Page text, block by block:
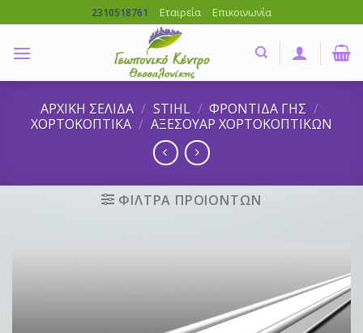
to
content
2310518761 Εταιρεία Επικοινωνία
ΑΡΧΙΚΗ ΣΕΛΙΔΑ / STIHL / ΦΡΟΝΤΙΔΑ ΓΗΣ /
ΧΟΡΤΟΚΟΠΤΙΚΑ / ΑΞΕΣΟΥΑΡ ΧΟΡΤΟΚΟΠΤΙΚΩΝ
ΦΙΛΤΡΑ ΠΡΟΙΟΝΤΩΝ